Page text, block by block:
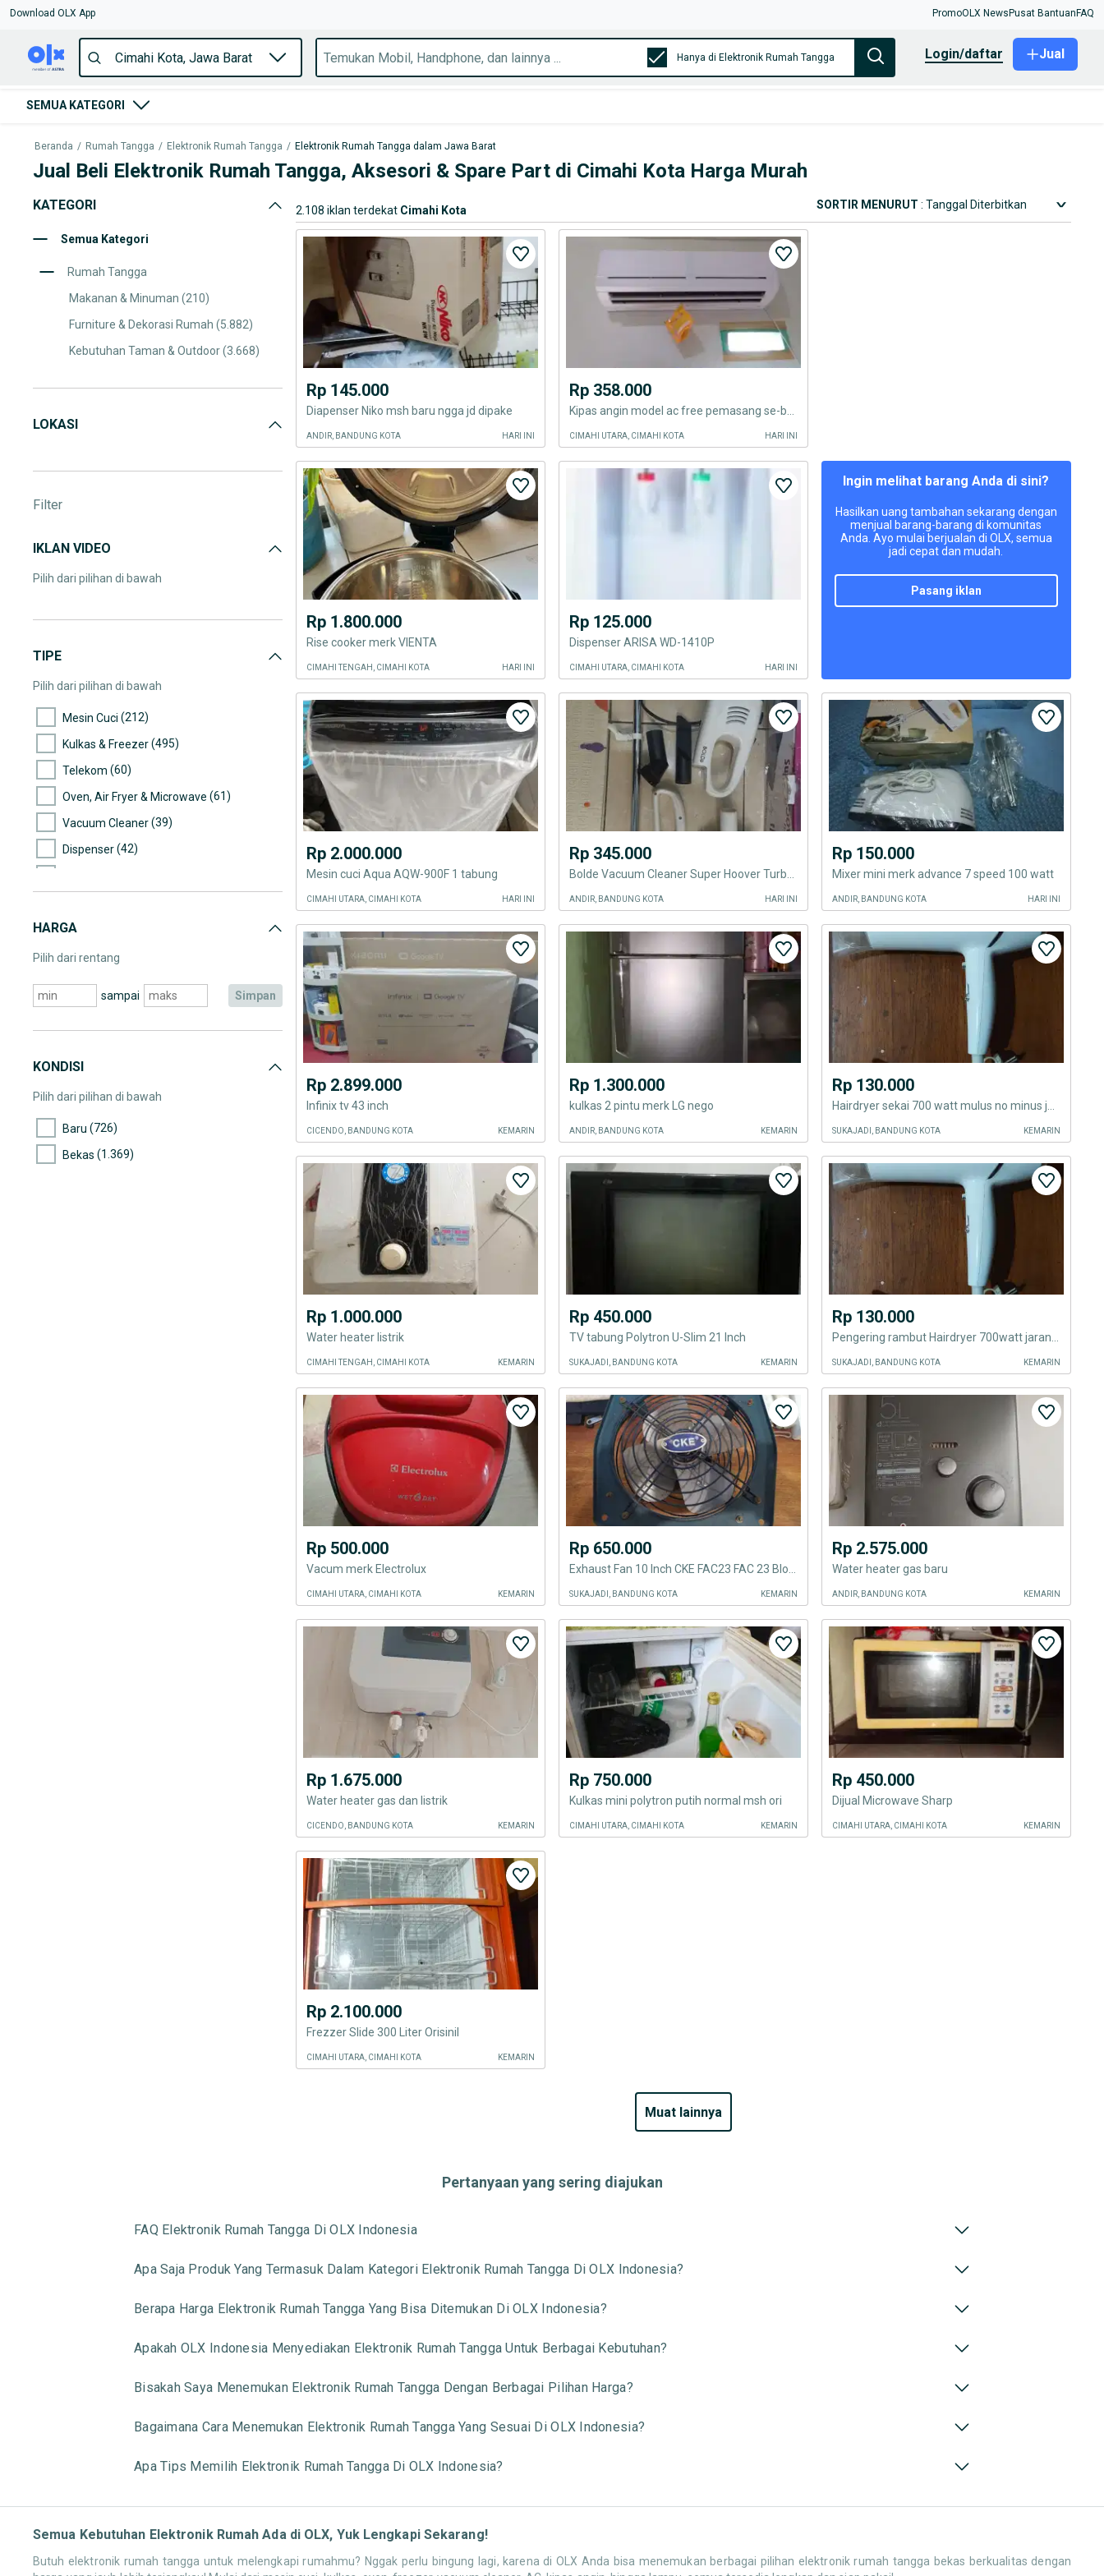
Download OLX App PromoOLX News Pusat Bantuan FAQ
Hanya di Elektronik Rumah Tangga login/daftar Jual
SEMUA KATEGORI
Beranda / Rumah Tangga / Elektronik Rumah Tangga / Elektronik Rumah Tangga dalam Jawa Barat
Jual Beli Elektronik Rumah Tangga, Aksesori & Spare Part di Cimahi Kota Harga Murah
KATEGORI
Semua Kategori
Rumah Tangga
Makanan & Minuman (210)
Furniture & Dekorasi Rumah (5.882)
Kebutuhan Taman & Outdoor(3.668)
Elektronik Rumah Tangga
LOKASI
Filter
IKLAN VIDEO
Pilih dari pilihan di bawah
TIPE
Pilih dari pilihan di bawah
Mesin Cuci (212)
Kulkas & Freezer(495)
Telekom (60)
Oven, Air Fryer & Microwave (61)
Vacuum Cleaner(39)
Dispenser(42)
Lampu
HARGA
Pilih dari rentang
sampai simpan
KONDISI
Pilih dari pilihan di bawah
Baru (726)
Bekas (1.369)
2.108 iklan terdekat Cimahi Kota SORTIR MENURUT : Tanggal Diterbitkan
Rp 145.000
Diapenser Niko msh baru ngga jd dipake
ANDIR, BANDUNG KOTA HARI INI
Rp 358.000
CIMAHI UTARA, CIMAHI KOTA HARI INI
Rp 1.800.000
Rise cooker merk VIENTA
CIMAHI TENGAH, CIMAHI KOTA HARI INI
Rp 125.000
Dispenser ARISA WD-1410P
CIMAHI UTARA, CIMAHI KOTA HARI INI
Ingin melihat barang Anda di sini?
Hasilkan uang tambahan sekarang dengan
menjual barang-barang di komunitas
Anda. Ayo mulai berjualan di OLX, semua
jadi cepat dan mudah.
pasang iklan
Rp 2.000.000
Mesin cuci Aqua AQW-900F 1 tabung
CIMAHI UTARA, CIMAHI KOTA HARI INI
Rp 345.000
ANDIR, BANDUNG KOTA HARI INI
Rp 150.000
Mixer mini merk advance 7 speed 100 watt
ANDIR, BANDUNG KOTA HARI INI
Rp 2.899.000
Infinix tv 43 inch
CICENDO, BANDUNG KOTA KEMARIN
Rp 1.300.000
kulkas 2 pintu merk LG nego
ANDIR, BANDUNG KOTA KEMARIN
Rp 130.000
SUKAJADI, BANDUNG KOTA KEMARIN
Rp 1.000.000
Water heater listrik
CIMAHI TENGAH, CIMAHI KOTA KEMARIN
Rp 450.000
TV tabung Polytron U-Slim 21 Inch
SUKAJADI, BANDUNG KOTA KEMARIN
Rp 130.000
SUKAJADI, BANDUNG KOTA KEMARIN
Rp 500.000
Vacum merk Electrolux
CIMAHI UTARA, CIMAHI KOTA KEMARIN
Rp 650.000
SUKAJADI, BANDUNG KOTA KEMARIN
Rp 2.575.000
Water heater gas baru
ANDIR, BANDUNG KOTA KEMARIN
Rp 1.675.000
Water heater gas dan listrik
CICENDO, BANDUNG KOTA KEMARIN
Rp 750.000
Kulkas mini polytron putih normal msh ori
CIMAHI UTARA, CIMAHI KOTA KEMARIN
Rp 450.000
Dijual Microwave Sharp
CIMAHI UTARA, CIMAHI KOTA KEMARIN
Rp 2.100.000
Frezzer Slide 300 Liter Orisinil
CIMAHI UTARA, CIMAHI KOTA KEMARIN
muat lainnya
Pertanyaan yang sering diajukan
FAQ Elektronik Rumah Tangga Di OLX Indonesia
Apa Saja Produk Yang Termasuk Dalam Kategori Elektronik Rumah Tangga Di OLX Indonesia?
Berapa Harga Elektronik Rumah Tangga Yang Bisa Ditemukan Di OLX Indonesia?
Apakah OLX Indonesia Menyediakan Elektronik Rumah Tangga Untuk Berbagai Kebutuhan?
Bisakah Saya Menemukan Elektronik Rumah Tangga Dengan Berbagai Pilihan Harga?
Bagaimana Cara Menemukan Elektronik Rumah Tangga Yang Sesuai Di OLX Indonesia?
Apa Tips Memilih Elektronik Rumah Tangga Di OLX Indonesia?
Semua Kebutuhan Elektronik Rumah Ada di OLX, Yuk Lengkapi Sekarang!
Butuh elektronik rumah tangga untuk melengkapi rumahmu? Nggak perlu bingung lagi, karena di OLX Anda bisa menemukan berbagai pilihan elektronik rumah tangga bekas berkualitas dengan